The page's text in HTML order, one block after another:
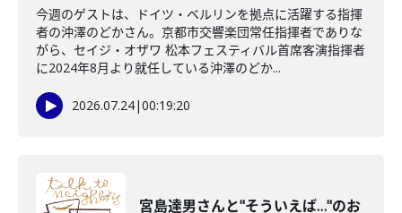
今週のゲストは、ドイツ・ベルリンを拠点に活躍する指揮
者の沖澤のどかさん。京都市交響楽団常任指揮者でありな
がら、セイジ・オザワ 松本フェスティバル首席客演指揮者
に2024年8月より就任している沖澤のどか...
2026.07.24|00:19:20
宮島達男さんと"そういえば…"のお